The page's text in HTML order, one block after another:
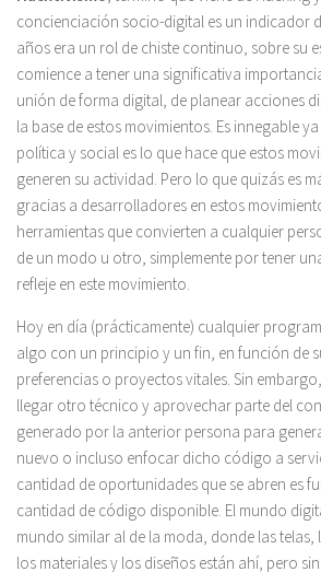
concienciación socio-digital es un indicador
años era un rol de chiste continuo, sobre su
comience a tener una significativa
unión de forma digital, de planear acciones
la base de estos movimientos. Es innegable
política y social es lo que hace que estos
generen su actividad. Pero lo que quizás es
gracias a desarrolladores en estos
herramientas que convierten a cualquier
de un modo u otro, simplemente por tener
refleje en este movimiento.
Hoy en día (prácticamente) cualquier
algo con un principio y un fin, en función de
preferencias o proyectos vitales. Sin
llegar otro técnico y aprovechar parte del
generado por la anterior persona para
nuevo o incluso enfocar dicho código a
cantidad de oportunidades que se abren es
cantidad de código disponible. El mundo
mundo similar al de la moda, donde las telas,
los materiales y los diseños están ahí, pero